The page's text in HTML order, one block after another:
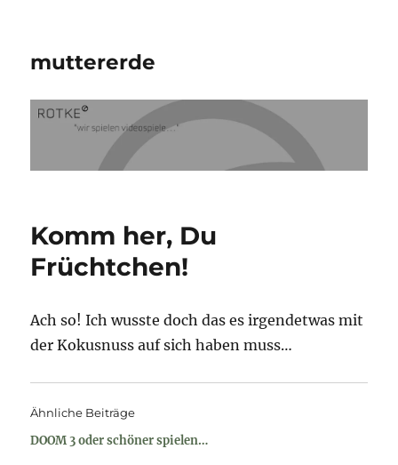
muttererde
Komm her, Du
Früchtchen!
Ach so! Ich wusste doch das es irgendetwas mit
der Kokusnuss auf sich haben muss…
Ähnliche Beiträge
DOOM 3 oder schöner spielen…